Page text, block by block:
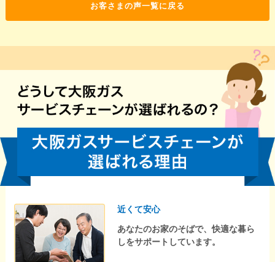
お客さまの声一覧に戻る
近くて安心
あなたのお家のそばで、快適な暮ら
しをサポートしています。